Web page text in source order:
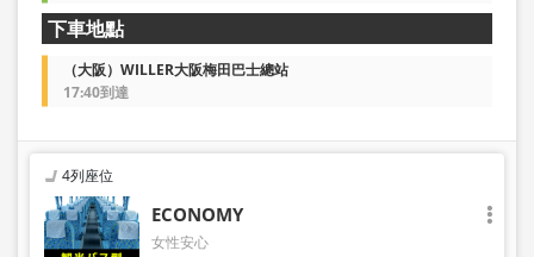
下車地點
（大阪）WILLER大阪梅田巴士總站
17:40到達
4列座位
ECONOMY
女性安心